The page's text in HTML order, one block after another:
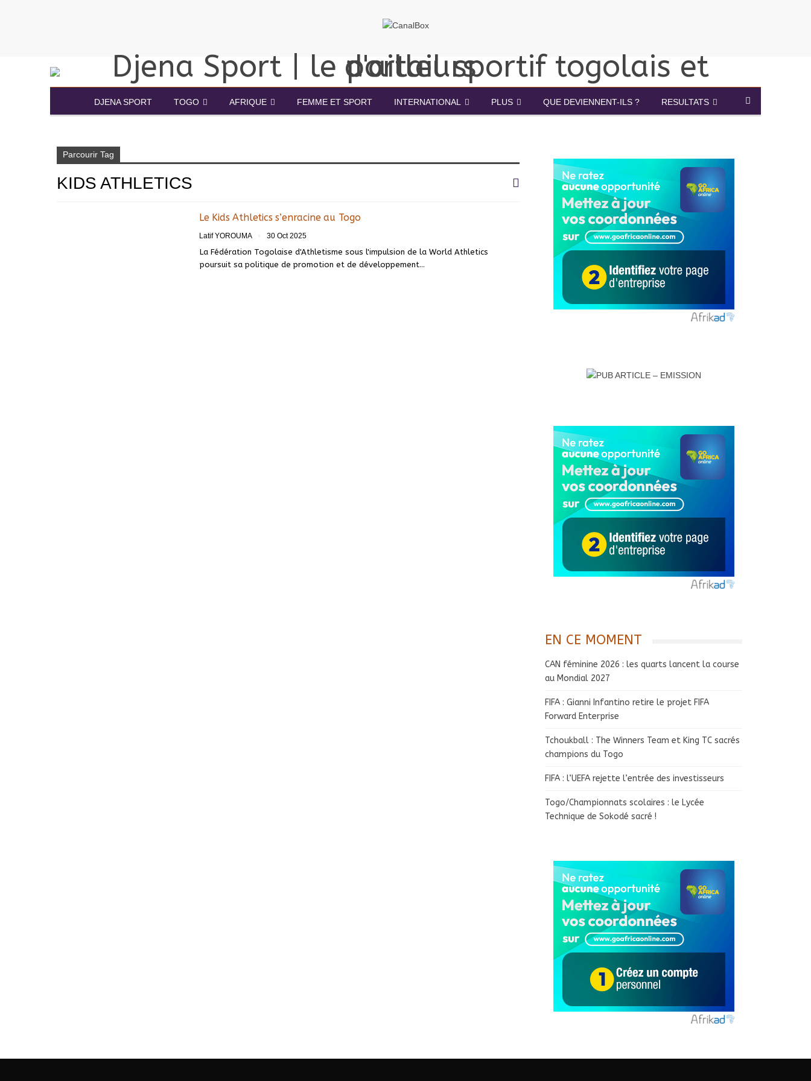
DJENA SPORT TOGO AFRIQUE FEMME ET SPORT INTERNATIONAL PLUS QUE DEVIENNENT-ILS ? RESULTATS
Parcourir Tag
KIDS ATHLETICS
Le Kids Athletics s’enracine au Togo
Latif YOROUMA 30 Oct 2025
La Fédération Togolaise d'Athletisme sous l'impulsion de la World Athletics
poursuit sa politique de promotion et de développement…
EN CE MOMENT
CAN féminine 2026 : les quarts lancent la course
au Mondial 2027
FIFA : Gianni Infantino retire le projet FIFA
Forward Enterprise
Tchoukball : The Winners Team et King TC sacrés
champions du Togo
FIFA : l’UEFA rejette l’entrée des investisseurs
Togo/Championnats scolaires : le Lycée
Technique de Sokodé sacré !